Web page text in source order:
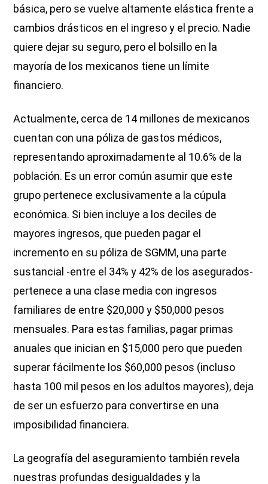
básica, pero se vuelve altamente elástica frente a
cambios drásticos en el ingreso y el precio. Nadie
quiere dejar su seguro, pero el bolsillo en la
mayoría de los mexicanos tiene un límite
financiero.
Actualmente, cerca de 14 millones de mexicanos
cuentan con una póliza de gastos médicos,
representando aproximadamente al 10.6% de la
población. Es un error común asumir que este
grupo pertenece exclusivamente a la cúpula
económica. Si bien incluye a los deciles de
mayores ingresos, que pueden pagar el
incremento en su póliza de SGMM, una parte
sustancial -entre el 34% y 42% de los asegurados-
pertenece a una clase media con ingresos
familiares de entre $20,000 y $50,000 pesos
mensuales. Para estas familias, pagar primas
anuales que inician en $15,000 pero que pueden
superar fácilmente los $60,000 pesos (incluso
hasta 100 mil pesos en los adultos mayores), deja
de ser un esfuerzo para convertirse en una
imposibilidad financiera.
La geografía del aseguramiento también revela
nuestras profundas desigualdades y la